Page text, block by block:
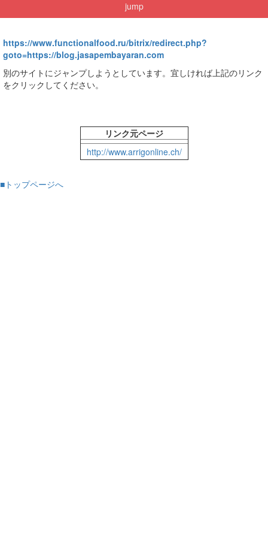
jump
https://www.functionalfood.ru/bitrix/redirect.php?
goto=https://blog.jasapembayaran.com
別のサイトにジャンプしようとしています。宜しければ上記のリンク
をクリックしてください。
リンク元ページ
http://www.arrigonline.ch/
■トップページへ